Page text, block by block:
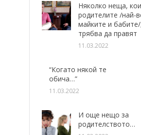
Няколко неща,
родителите /най-
майките и
трябва да правят
11.03.2022
“Когато някой те
обича…”
11.03.2022
И още нещо за
родителството…